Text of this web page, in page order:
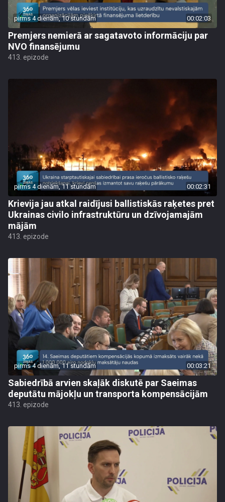
pirms 4 dienām, 10 stundām 00:02:03
Premjers nemierā ar sagatavoto informāciju par
NVO finansējumu
413. epizode
pirms 4 dienām, 11 stundām 00:02:31
Krievija jau atkal raidījusi ballistiskās raķetes pret
Ukrainas civilo infrastruktūru un dzīvojamajām
mājām
413. epizode
pirms 4 dienām, 11 stundām 00:03:21
Sabiedrībā arvien skaļāk diskutē par Saeimas
deputātu mājokļu un transporta kompensācijām
413. epizode